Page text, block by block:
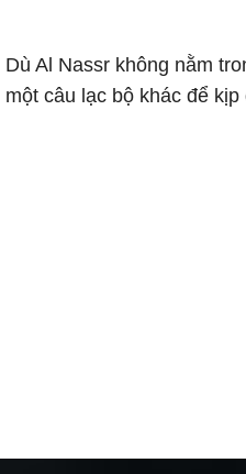
Al Nassr không nằm
câu lạc bộ khác để